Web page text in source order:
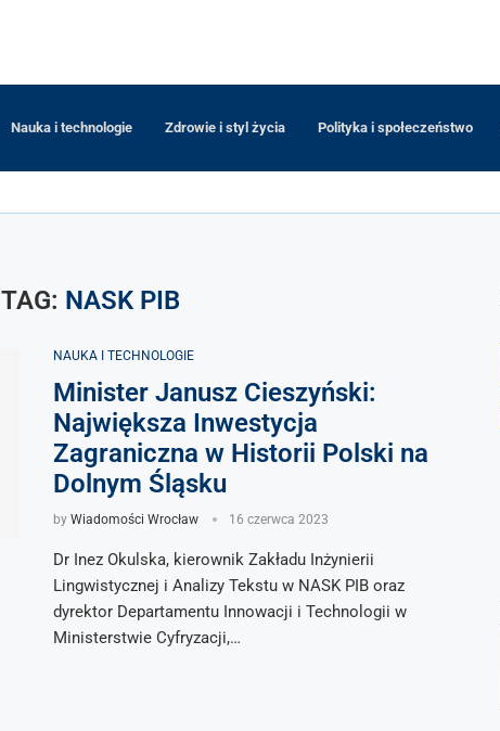
Nauka i technologie Zdrowie i styl życia Polityka i społeczeństwo
TAG: NASK PIB
NAUKA I TECHNOLOGIE
Minister Janusz Cieszyński:
Największa Inwestycja
Zagraniczna w Historii Polski na
Dolnym Śląsku
by Wiadomości Wrocław 16 czerwca 2023
Dr Inez Okulska, kierownik Zakładu Inżynierii
Lingwistycznej i Analizy Tekstu w NASK PIB oraz
dyrektor Departamentu Innowacji i Technologii w
Ministerstwie Cyfryzacji,…